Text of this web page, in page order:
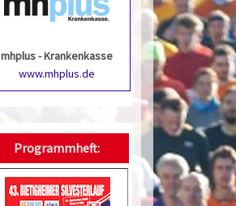
mhplus - Krankenkasse
www.mhplus.de
Programmheft: